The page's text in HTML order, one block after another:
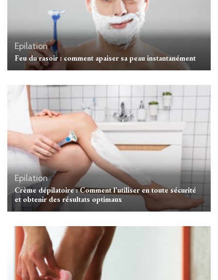
Epilation
Feu du rasoir : comment apaiser sa peau instantanément
Epilation
Crème dépilatoire : Comment l’utiliser en toute sécurité
et obtenir des résultats optimaux